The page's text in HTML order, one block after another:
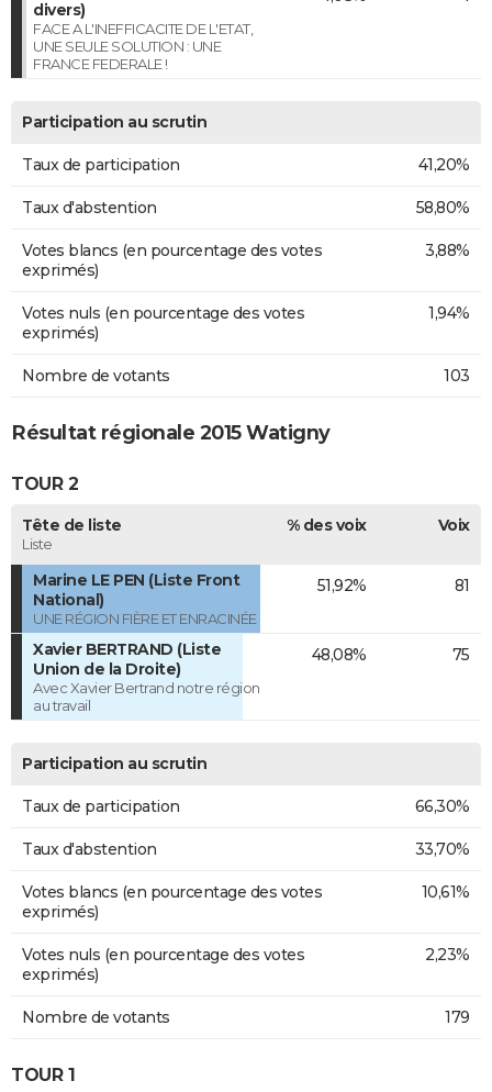
divers)
FACE A L'INEFFICACITE DE L'ETAT,
UNE SEULE SOLUTION : UNE
FRANCE FEDERALE !
Participation au scrutin
Taux de participation 41,20%
Taux d'abstention 58,80%
Votes blancs (en pourcentage des votes
exprimés)
3,88%
Votes nuls (en pourcentage des votes
exprimés)
1,94%
Nombre de votants 103
Résultat régionale 2015 Watigny
TOUR 2
Tête de liste
Liste
% des voix Voix
Marine LE PEN (Liste Front
National)
UNE RÉGION FIÈRE ET ENRACINÉE
51,92% 81
Xavier BERTRAND (Liste
Union de la Droite)
Avec Xavier Bertrand notre région
au travail
48,08% 75
Participation au scrutin
Taux de participation 66,30%
Taux d'abstention 33,70%
Votes blancs (en pourcentage des votes
exprimés)
10,61%
Votes nuls (en pourcentage des votes
exprimés)
2,23%
Nombre de votants 179
TOUR 1